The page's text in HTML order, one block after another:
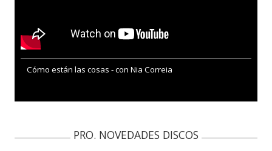
Cómo están las cosas - con Nia Correia
PRO. NOVEDADES DISCOS